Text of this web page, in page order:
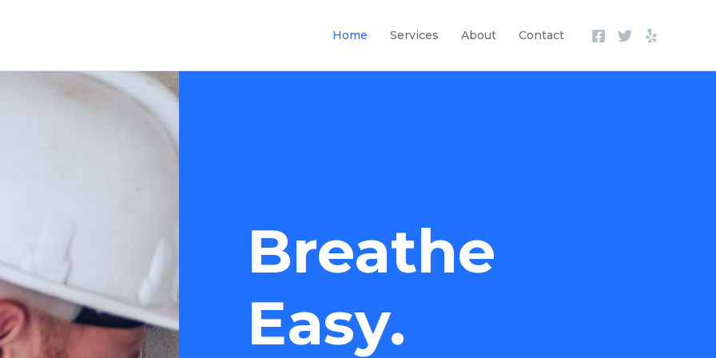
Home Services About Contact
Breathe
Easy.